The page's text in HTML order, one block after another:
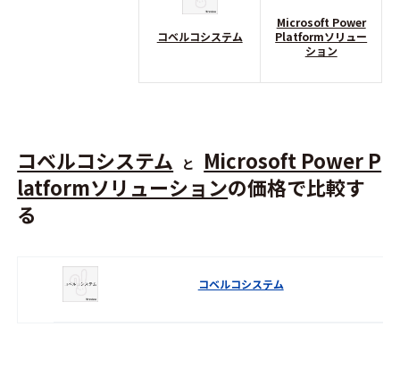
コベルコシステム
Microsoft Power
Platformソリュー
ション
コベルコシステム と
Microsoft Power P
latformソリューションの価格で比較す
る
コベルコシステム